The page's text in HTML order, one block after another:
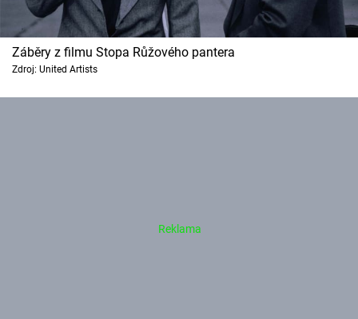
Záběry z filmu Stopa Růžového pantera
Zdroj: United Artists